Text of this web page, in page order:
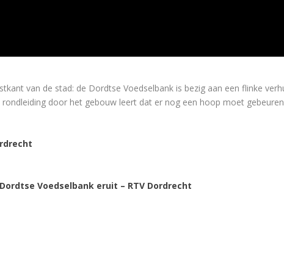
van de stad: de Dordtse Voedselbank is bezig aan een flinke
rondleiding door het gebouw leert dat er nog een hoop moet
Voedselbank eruit – RTV Dordrecht